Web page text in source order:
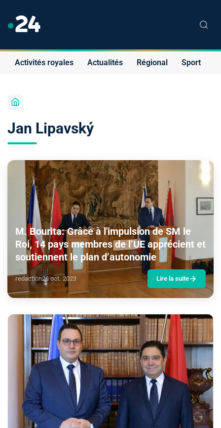
Activités royales Actualités Régional Sport
Jan Lipavský
M. Bourita: Grâce à l'impulsion de SM le
Roi, 14 pays membres de l’UE apprécient et
soutiennent le plan d’autonomie
redaction26 oct. 2023 Lire la suite